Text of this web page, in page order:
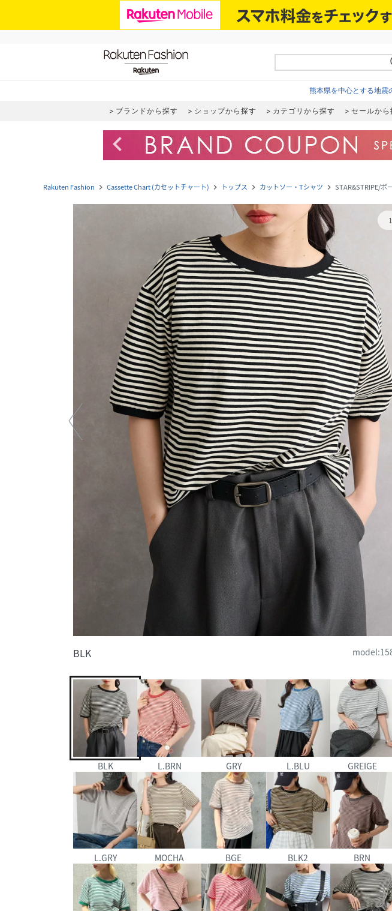
熊本県を中心とする地震
ブランドから探す ショップから探す カテゴリから探す セールから
navigate_before
Rakuten Fashion navigate_next Cassette Chart (カセットチャート) navigate_next トップス navigate_next カットソー・Tシャツ navigate_next STAR&STRIPE/ボ
1
BLK
BLK L.BRN GRY L.BLU GREIGE
L.GRY MOCHA BGE BLK2 BRN